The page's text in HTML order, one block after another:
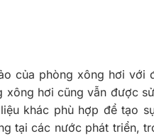
của phòng xông hơi với
hơi cũng vẫn được
khác phù hợp để tạo
tại các nước phát triển,